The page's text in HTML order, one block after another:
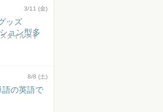
3/11 (金)
ッズ
ョン型多
タイルスト
8/8 (土)
語の英語で